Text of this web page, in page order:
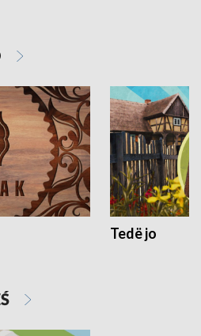
Tedë jo